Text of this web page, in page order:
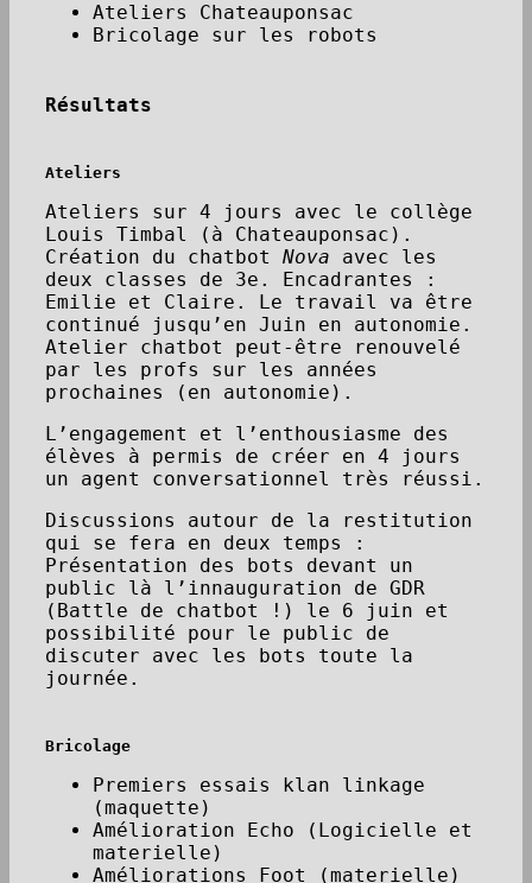
Ateliers Chateauponsac
Bricolage sur les robots
Résultats
Ateliers
Ateliers sur 4 jours avec le collège
Louis Timbal (à Chateauponsac).
Création du chatbot Nova avec les
deux classes de 3e. Encadrantes :
Emilie et Claire. Le travail va être
continué jusqu’en Juin en autonomie.
Atelier chatbot peut-être renouvelé
par les profs sur les années
prochaines (en autonomie).
L’engagement et l’enthousiasme des
élèves à permis de créer en 4 jours
un agent conversationnel très réussi.
Discussions autour de la restitution
qui se fera en deux temps :
Présentation des bots devant un
public là l’innauguration de GDR
(Battle de chatbot !) le 6 juin et
possibilité pour le public de
discuter avec les bots toute la
journée.
Bricolage
Premiers essais klan linkage
(maquette)
Amélioration Echo (Logicielle et
materielle)
Améliorations Foot (materielle)